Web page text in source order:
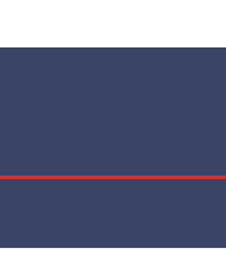
zum
MENU